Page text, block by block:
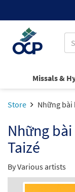
Missals &
Store Những bài
Những
Taizé
By Various artists